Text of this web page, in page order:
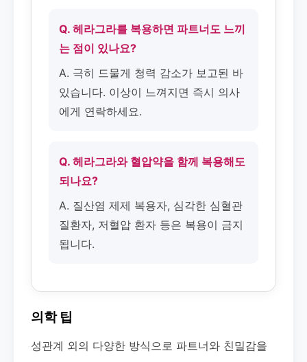
Q. 헤라그라를 복용하면 파트너도 느끼
는 점이 있나요?
A. 극히 드물게 청력 감소가 보고된 바
있습니다. 이상이 느껴지면 즉시 의사
에게 연락하세요.
Q. 헤라그라와 혈압약을 함께 복용해도
되나요?
A. 질산염 제제 복용자, 심각한 심혈관
질환자, 저혈압 환자 등은 복용이 금지
됩니다.
의학 팁
성관계 외의 다양한 방식으로 파트너와 친밀감을